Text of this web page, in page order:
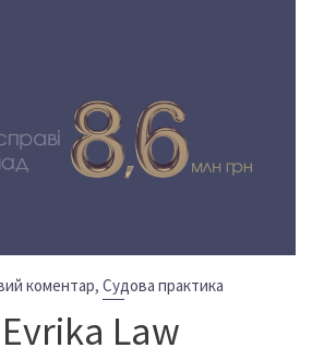
коментар, Судова практика
Law